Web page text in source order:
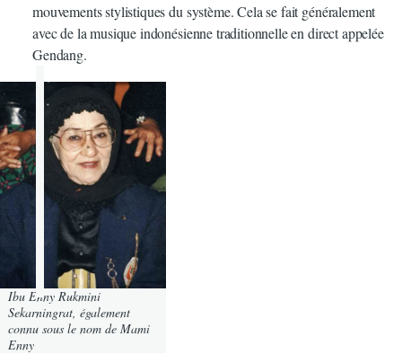
mouvements stylistiques du système. Cela se fait généralement
avec de la musique indonésienne traditionnelle en direct appelée
Gendang.
Ibu Enny Rukmini
Sekarningrat, également
connu sous le nom de Mami
Enny